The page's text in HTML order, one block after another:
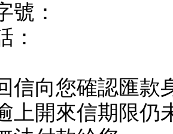
號：
：
信向您確認匯款
上開來信期限仍